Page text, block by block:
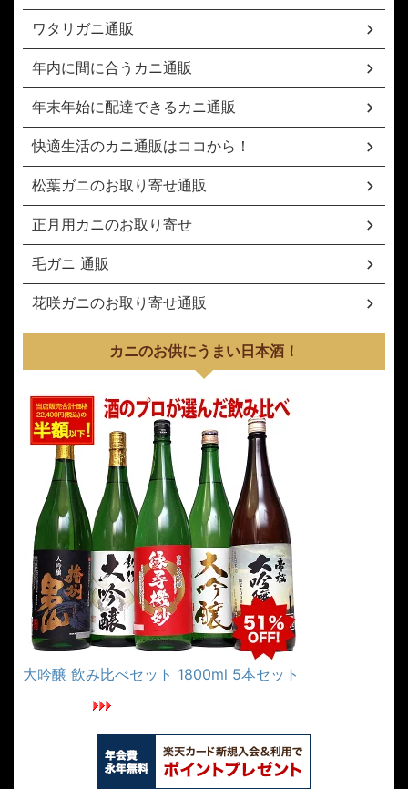
ワタリガニ通販
年内に間に合うカニ通販
年末年始に配達できるカニ通販
快適生活のカニ通販はココから！
松葉ガニのお取り寄せ通販
正月用カニのお取り寄せ
毛ガニ 通販
花咲ガニのお取り寄せ通販
カニのお供にうまい日本酒！
大吟醸 飲み比べセット 1800ml 5本セット